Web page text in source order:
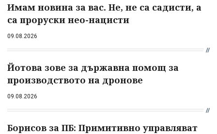
Имам новина за вас. Не, не са садисти, а
са проруски нео-нацисти
09.08.2026
Йотова зове за държавна помощ за
производството на дронове
09.08.2026
Борисов за ПБ: Примитивно управляват